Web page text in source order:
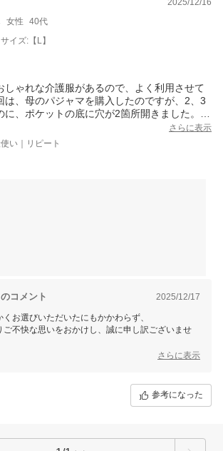
女性
40代
イズ:【L】
しゃれな介護服があるので、よく利用させて
は、母のパジャマを購入したのですが、2、3
に、ポケットの底に穴が2箇所開きました。縫
さらに表示
い｜リピート
コメント 2025/12/17
くお選びいただいたにもかかわらず、
ご不快な思いをおかけし、誠に申し訳ございませ
さらに表示
参考になった